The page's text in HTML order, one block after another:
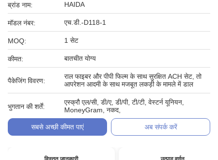
ब्रांड नाम: HAIDA
मॉडल नंबर: एच.डी.-D118-1
MOQ: 1 सेट
कीमत: बातचीत योग्य
पैकेजिंग विवरण:
राल फाइबर और पीपी फिल्म के साथ सुरक्षित ACH सेट, तो
आपरेशन आदमी के साथ मजबूत लकड़ी के मामले में डाल
भुगतान की शर्तें:
एस्क्रौ एल/सी, डी/ए, डी/पी, टी/टी, वेस्टर्न यूनियन,
MoneyGram, नकद,
सबसे अच्छी कीमत पाएं अब संपर्क करें